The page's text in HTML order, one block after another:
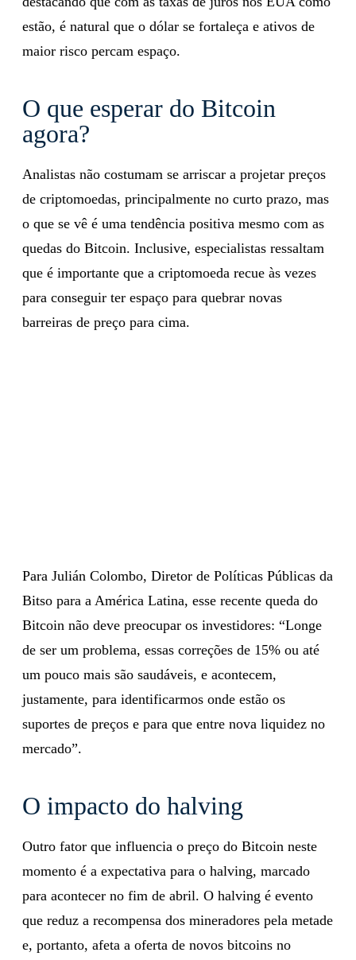
estão, é natural que o dólar se fortaleça e ativos de
maior risco percam espaço.
O que esperar do Bitcoin
agora?
Analistas não costumam se arriscar a projetar preços
de criptomoedas, principalmente no curto prazo, mas
o que se vê é uma tendência positiva mesmo com as
quedas do Bitcoin. Inclusive, especialistas ressaltam
que é importante que a criptomoeda recue às vezes
para conseguir ter espaço para quebrar novas
barreiras de preço para cima.
Para Julián Colombo, Diretor de Políticas Públicas da
Bitso para a América Latina, esse recente queda do
Bitcoin não deve preocupar os investidores: “Longe
de ser um problema, essas correções de 15% ou até
um pouco mais são saudáveis, e acontecem,
justamente, para identificarmos onde estão os
suportes de preços e para que entre nova liquidez no
mercado”.
O impacto do halving
Outro fator que influencia o preço do Bitcoin neste
momento é a expectativa para o halving, marcado
para acontecer no fim de abril. O halving é evento
que reduz a recompensa dos mineradores pela metade
e, portanto, afeta a oferta de novos bitcoins no